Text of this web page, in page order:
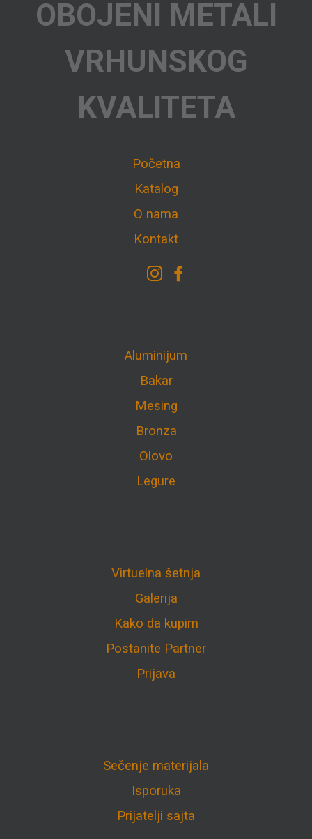
OBOJENI METALI
VRHUNSKOG
KVALITETA
Početna
Katalog
O nama
Kontakt
Aluminijum
Bakar
Mesing
Bronza
Olovo
Legure
Virtuelna šetnja
Galerija
Kako da kupim
Postanite Partner
Prijava
Sečenje materijala
Isporuka
Prijatelji sajta